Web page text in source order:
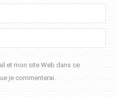
et mon site Web dans ce
je commenterai.